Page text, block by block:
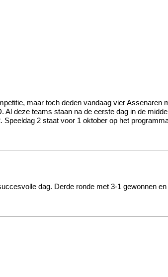
maar toch deden vandaag vier
deze teams staan na de eerste dag in de
Speeldag 2 staat voor 1 oktober op het
dag. Derde ronde met 3-1 gewonnen